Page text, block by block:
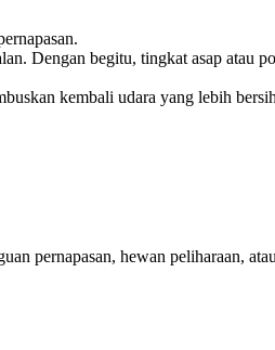
Dengan begitu, tingkat asap atau
kembali udara yang lebih
pernapasan, hewan peliharaan,